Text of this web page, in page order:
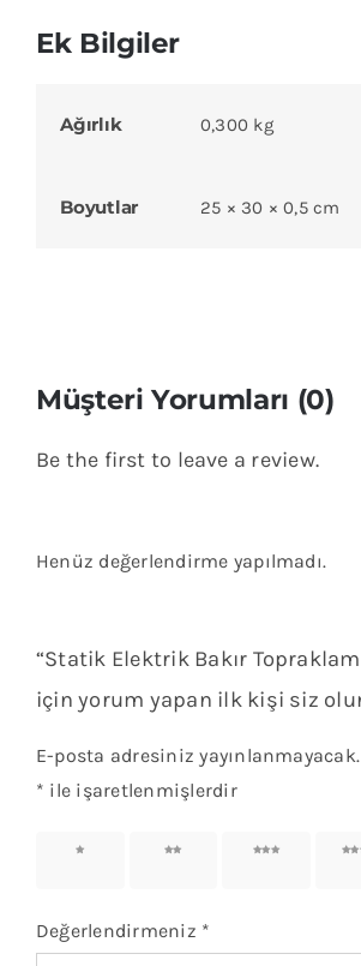
Ek Bilgiler
Ağırlık 0,300 kg
Boyutlar 25 × 30 × 0,5 cm
Müşteri Yorumları (0)
Be the first to leave a review.
Henüz değerlendirme yapılmadı.
“Statik Elektrik Bakır
için yorum yapan ilk kişi siz
E-posta adresiniz yayınlanmayacak.
* ile işaretlenmişlerdir
2/5
3/5
4/5
Değerlendirmeniz *